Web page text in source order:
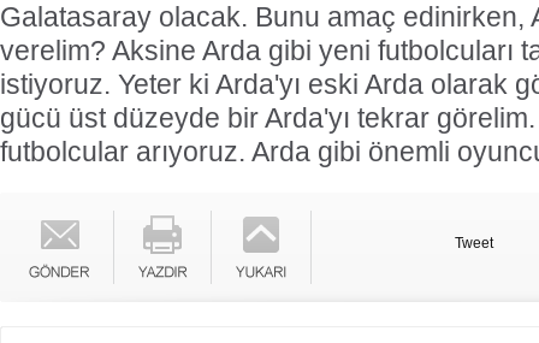
Galatasaray olacak. Bunu amaç edinirken,
verelim? Aksine Arda gibi yeni futbolcuları
istiyoruz. Yeter ki Arda'yı eski Arda olarak
gücü üst düzeyde bir Arda'yı tekrar
futbolcular arıyoruz. Arda gibi önemli
Tweet